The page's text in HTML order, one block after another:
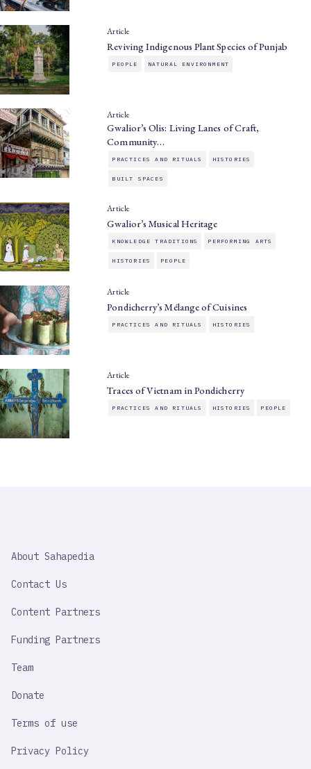
Article
Reviving Indigenous Plant Species of Punjab
PEOPLE NATURAL ENVIRONMENT
Article
Gwalior’s Olis: Living Lanes of Craft,
Community…
PRACTICES AND RITUALS HISTORIES
BUILT SPACES
Article
Gwalior’s Musical Heritage
KNOWLEDGE TRADITIONS PERFORMING ARTS
HISTORIES PEOPLE
Article
Pondicherry’s Mélange of Cuisines
PRACTICES AND RITUALS HISTORIES
Article
Traces of Vietnam in Pondicherry
PRACTICES AND RITUALS HISTORIES PEOPLE
IMPORTANT
About Sahapedia
Contact Us
Content Partners
Funding Partners
Team
Donate
Terms of use
Privacy Policy